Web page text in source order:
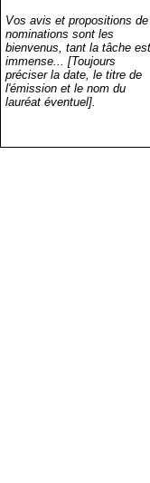
Vos avis et propositions de
nominations sont les
bienvenus, tant la tâche est
immense... [Toujours
préciser la date, le titre de
l'émission et le nom du
lauréat éventuel].